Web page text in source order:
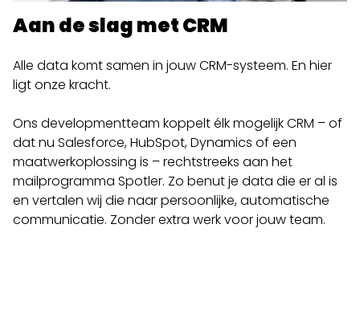
Aan de slag met CRM
Alle data komt samen in jouw CRM-systeem. En hier
ligt onze kracht.
Ons developmentteam koppelt élk mogelijk CRM – of
dat nu Salesforce, HubSpot, Dynamics of een
maatwerkoplossing is – rechtstreeks aan het
mailprogramma Spotler. Zo benut je data die er al is
en vertalen wij die naar persoonlijke, automatische
communicatie. Zonder extra werk voor jouw team.